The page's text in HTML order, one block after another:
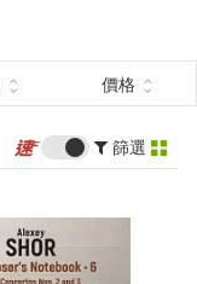
價格
篩選